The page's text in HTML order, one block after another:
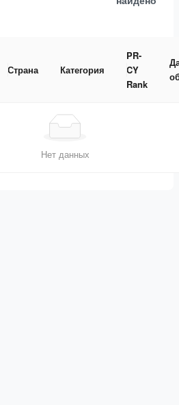
Страна Категория
PR-
CY
Rank
Нет данных